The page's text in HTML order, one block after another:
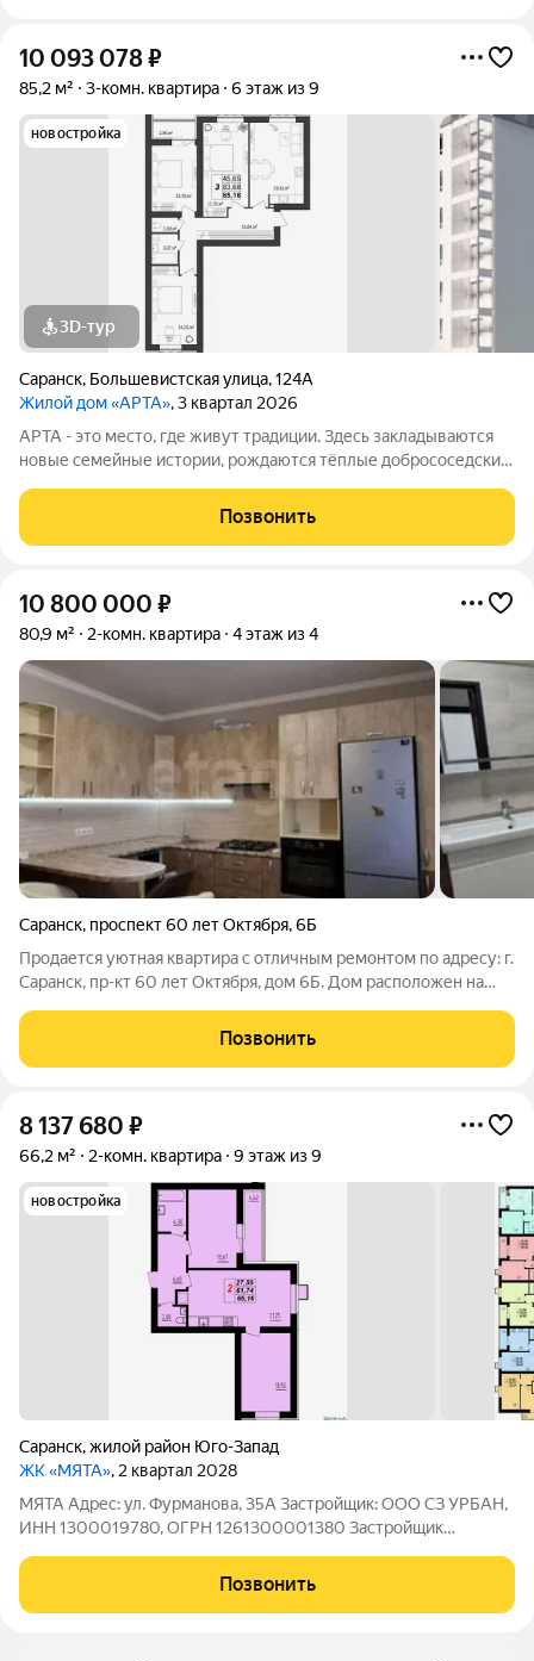
10 093 078₽
85,2 м² 3-комн. квартира 6 этаж из 9
новостройка
3D-тур
Саранск, Большевистская улица,124А
Жилой дом «АРТА», 3 квартал 2026
APТА - это место, где живут традиции. Здесь закладываются
новые семейные истории, рождаются тёплые добрососедские
пространство, где обычаи предков обретают новую форму.
Адрес: г. Саранск, ул.
Позвонить
10 800 000 ₽
80,9 м² 2-комн. квартира 4 этаж из 4
Саранск, проспект 60 лет Октября,6Б
Продается уютная квартира с отличным ремонтом по адресу: г.
Саранск, пр-кт 60 лет Октября, дом 6Б. Дом расположен на
осуществляется через автоматические ворота, что исключает
доступ посторонних
Позвонить
8 137 680 ₽
66,2 м² 2-комн. квартира 9 этаж из 9
новостройка
Саранск,жилой район Юго-Запад
ЖК «МЯТА», 2 квартал 2028
МЯТА Адрес: ул. Фурманова, 35А Застройщик: ООО СЗ УРБАН,
ИНН 1300019780, ОГРН 1261300001380 Застройщик
штукатурка, электроразводка по квартире с установкой
розеток и выключателей, железная входная
Позвонить